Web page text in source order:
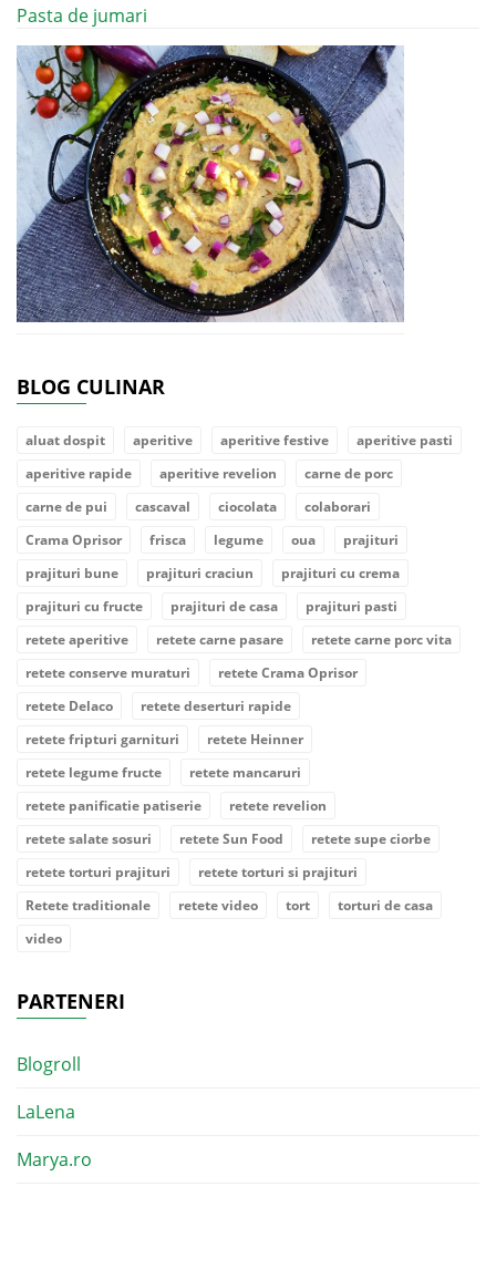
Pasta de jumari
BLOG CULINAR
aluat dospit aperitive aperitive festive
aperitive pasti
aperitive rapide
aperitive revelion
carne de porc
carne de pui
cascaval ciocolata
colaborari
Crama Oprisor
frisca legume oua
prajituri
prajituri bune
prajituri craciun
prajituri cu crema
prajituri cu fructe
prajituri de casa
prajituri pasti
retete aperitive
retete carne pasare
retete carne porc vita
retete conserve muraturi
retete Crama Oprisor
retete Delaco
retete deserturi rapide
retete fripturi garnituri
retete Heinner
retete legume fructe
retete mancaruri
retete panificatie patiserie
retete revelion
retete salate sosuri
retete Sun Food
retete supe ciorbe
retete torturi prajituri
retete torturi si prajituri
Retete traditionale
retete video tort
torturi de casa
video
PARTENERI
Blogroll
LaLena
Marya.ro